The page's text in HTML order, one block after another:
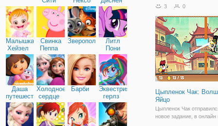
Найтс
Малышка
Хейзел
Свинка
Пеппа
Зверополис
Литл
Пони
Дружба
Даша
путешественница
Холодное
сердце
Барби
Эквестрия
герлз
3
0
Цыпленок Чак:
Яйцо
Цыпленок Чак
новое задание, в онлайн